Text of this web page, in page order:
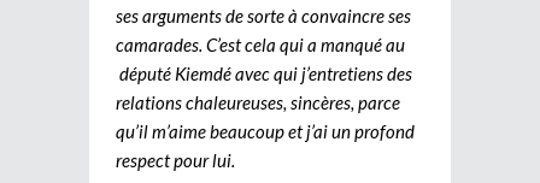
ses arguments de sorte à convaincre ses
camarades. C’est cela qui a manqué au
député Kiemdé avec qui j’entretiens des
relations chaleureuses, sincères, parce
qu’il m’aime beaucoup et j’ai un profond
respect pour lui.